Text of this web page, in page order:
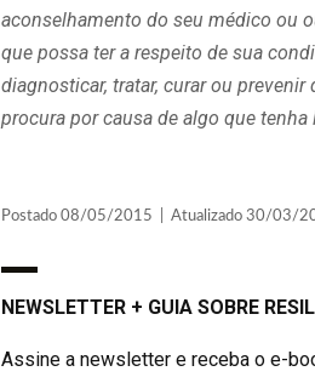
aconselhamento do seu médico ou
que possa ter a respeito de sua
diagnosticar, tratar, curar ou
procura por causa de algo que
Postado 08/05/2015 | Atualizado 30/03/
NEWSLETTER + GUIA SOBRE
Assine a newsletter e receba o e-